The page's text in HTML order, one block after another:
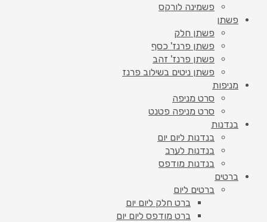
פשמינה לורקס
פשתן
פשתן חלק
פשתן פרנז' כסף
פשתן פרנז' זהב
פשתן ניטים בשילוב פרנז
מניפות
סרט מניפה
סרט מניפה פטנט
בנדנות
בנדנות ליום יום
בנדנות לערב
בנדנות מודפס
ברטים
ברטים ליום
ברט חלק ליום יום
ברט מודפס ליום יום